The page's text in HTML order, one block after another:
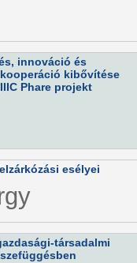
innováció és
kibővítése
Phare projekt
esélyei
társadalmi